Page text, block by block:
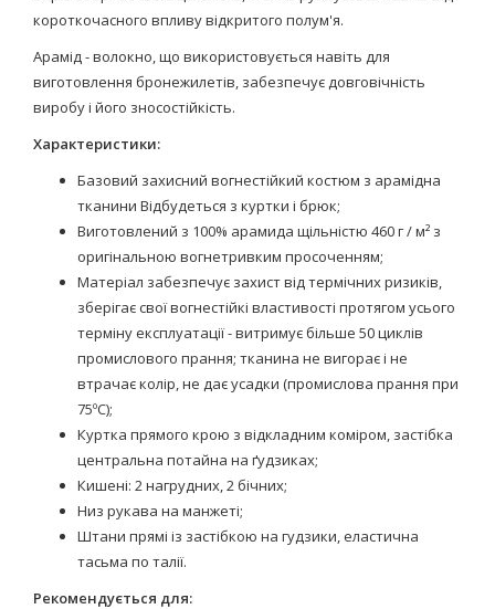
короткочасного впливу відкритого полум'я.
Арамід - волокно, що використовується навіть для
виготовлення бронежилетів, забезпечує довговічність
виробу і його зносостійкість.
Характеристики:
Базовий захисний вогнестійкий костюм з арамідна
тканини Відбудеться з куртки і брюк;
Виготовлений з 100% арамида щільністю 460 г / м² з
оригінальною вогнетривким просоченням;
Матеріал забезпечує захист від термічних ризиків,
зберігає свої вогнестійкі властивості протягом усього
терміну експлуатації - витримує більше 50 циклів
промислового прання; тканина не вигорає і не
втрачає колір, не дає усадки (промислова прання при
75ºС);
Куртка прямого крою з відкладним коміром, застібка
центральна потайна на ґудзиках;
Кишені: 2 нагрудних, 2 бічних;
Низ рукава на манжеті;
Штани прямі із застібкою на гудзики, еластична
тасьма по талії.
Рекомендується для: